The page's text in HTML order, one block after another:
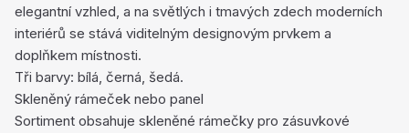
elegantní vzhled, a na světlých i tmavých zdech moderních
interiérů se stává viditelným designovým prvkem a
doplňkem místnosti.
Tři barvy: bílá, černá, šedá.
Skleněný rámeček nebo panel
Sortiment obsahuje skleněné rámečky pro zásuvkové